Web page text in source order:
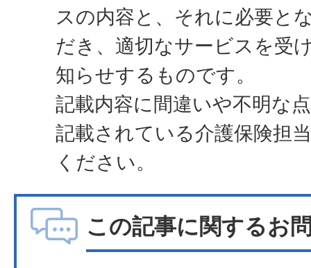
スの内容と、それに必要と
だき、適切なサービスを受
知らせするものです。
記載内容に間違いや不明な
記載されている介護保険担
ください。
この記事に関するお